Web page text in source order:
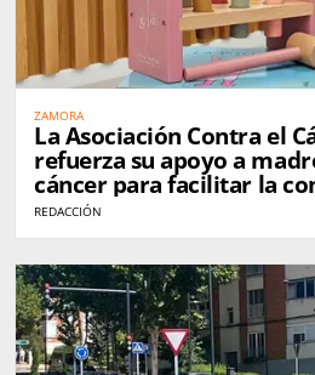
ZAMORA
La Asociación Contra el
refuerza su apoyo a
cáncer para facilitar la
REDACCIÓN